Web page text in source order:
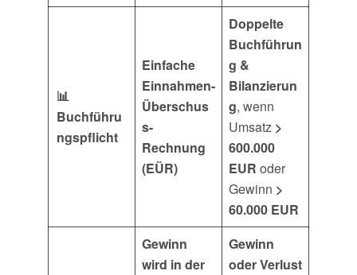
📊
Buchführu
ngspflicht
Einfache
Einnahmen-
Überschus
s-
Rechnung
(EÜR)
Doppelte
Buchführun
g &
Bilanzierun
g, wenn
Umsatz >
600.000
EUR oder
Gewinn >
60.000 EUR
Gewinn
wird in der
Gewinn
oder Verlust